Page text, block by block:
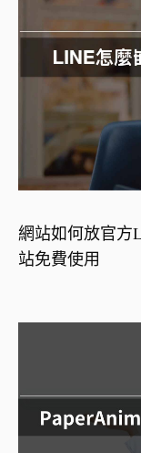
網站如何放官方
站免費使用